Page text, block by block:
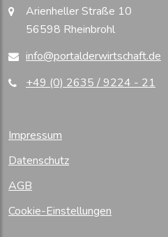
Arienheller Straße 10
56598 Rheinbrohl
info@portalderwirtschaft.de
+49 (0) 2635 / 9224 - 21
Impressum
Datenschutz
AGB
Cookie-Einstellungen